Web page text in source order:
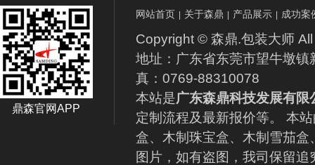
鼎森官网APP
网站首页 关于森鼎 产品展示 成功案
Copyright © 森鼎.包装大师
地址：广东省东莞市望牛墩
真：0769-88310078
本站是广东森鼎科技发展有限
定制流程及最新报价等。 本
盒、木制珠宝盒、木制雪茄
图片，如有盗图，我司保留追